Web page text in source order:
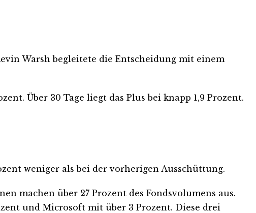
Warsh begleitete die Entscheidung mit einem
Über 30 Tage liegt das Plus bei knapp 1,9 Prozent.
weniger als bei der vorherigen Ausschüttung.
machen über 27 Prozent des Fondsvolumens aus.
und Microsoft mit über 3 Prozent. Diese drei